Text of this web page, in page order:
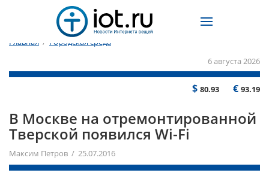
Главная / Городская среда
6 августа 2026
$ 80.93 € 93.19
В Москве на отремонтированной
Тверской появился Wi-Fi
Максим Петров / 25.07.2016